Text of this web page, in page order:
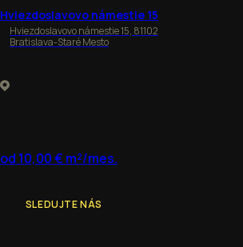
Hviezdoslavovo námestie 15
Hviezdoslavovo námestie 15, 81102
Bratislava-Staré Mesto
od 10,00 € m²/mes.
SLEDUJTE NÁS